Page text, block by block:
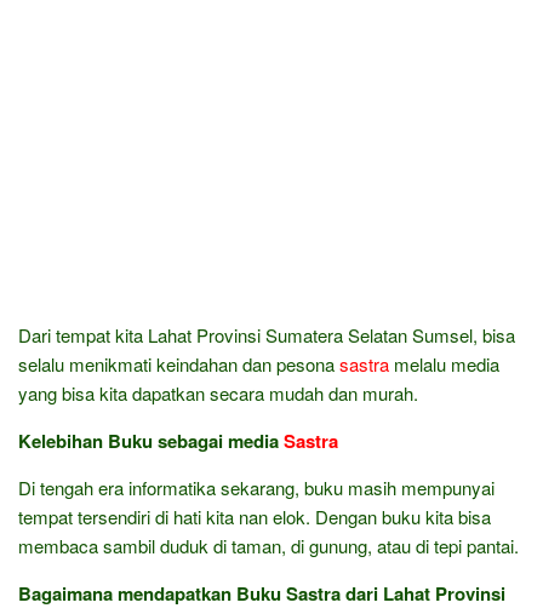
Dari tempat kita Lahat Provinsi Sumatera Selatan Sumsel, bisa
selalu menikmati keindahan dan pesonasastra melalu media
yang bisa kita dapatkan secara mudah dan murah.
Kelebihan Buku sebagai mediaSastra
Di tengah era informatika sekarang, buku masih mempunyai
tempat tersendiri di hati kita nan elok. Dengan buku kita bisa
membaca sambil duduk di taman, di gunung, atau di tepi pantai.
Bagaimana mendapatkan Buku Sastra dari Lahat Provinsi